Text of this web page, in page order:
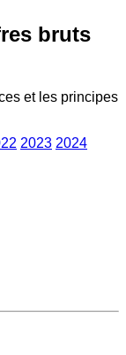
bruts
et les principes
2023 2024